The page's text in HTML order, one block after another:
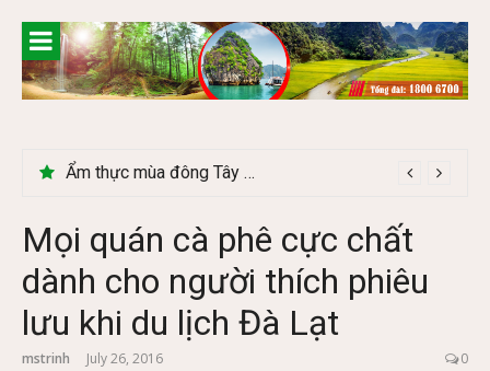
content
Lễ 2/9 có phải mùa du lịch Hà Giang đẹp không?
Mọi quán cà phê cực chất
dành cho người thích phiêu
lưu khi du lịch Đà Lạt
mstrinh July 26, 2016 0